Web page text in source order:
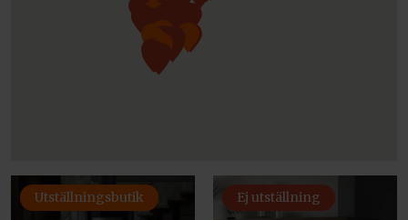
Utställningsbutik Ej utställning